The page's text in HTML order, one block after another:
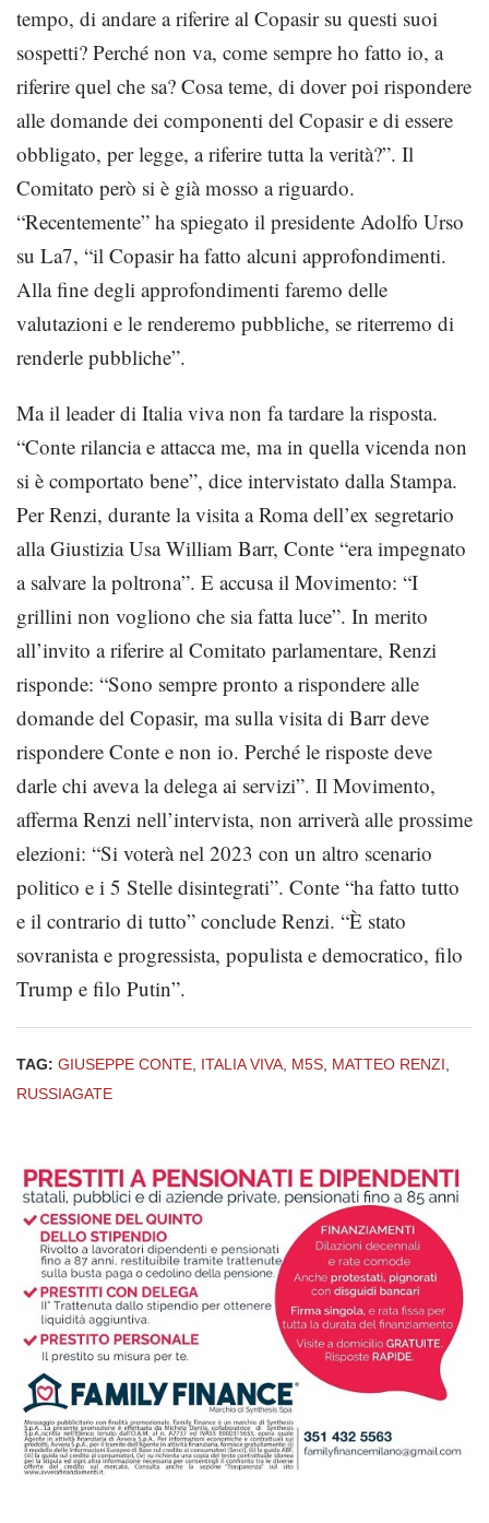
tempo, di andare a riferire al Copasir su questi suoi
sospetti? Perché non va, come sempre ho fatto io, a
riferire quel che sa? Cosa teme, di dover poi rispondere
alle domande dei componenti del Copasir e di essere
obbligato, per legge, a riferire tutta la verità?”. Il
Comitato però si è già mosso a riguardo.
“Recentemente” ha spiegato il presidente Adolfo Urso
su La7, “il Copasir ha fatto alcuni approfondimenti.
Alla fine degli approfondimenti faremo delle
valutazioni e le renderemo pubbliche, se riterremo di
renderle pubbliche”.
Ma il leader di Italia viva non fa tardare la risposta.
“Conte rilancia e attacca me, ma in quella vicenda non
si è comportato bene”, dice intervistato dalla Stampa.
Per Renzi, durante la visita a Roma dell’ex segretario
alla Giustizia Usa William Barr, Conte “era impegnato
a salvare la poltrona”. E accusa il Movimento: “I
grillini non vogliono che sia fatta luce”. In merito
all’invito a riferire al Comitato parlamentare, Renzi
risponde: “Sono sempre pronto a rispondere alle
domande del Copasir, ma sulla visita di Barr deve
rispondere Conte e non io. Perché le risposte deve
darle chi aveva la delega ai servizi”. Il Movimento,
afferma Renzi nell’intervista, non arriverà alle prossime
elezioni: “Si voterà nel 2023 con un altro scenario
politico e i 5 Stelle disintegrati”. Conte “ha fatto tutto
e il contrario di tutto” conclude Renzi. “È stato
sovranista e progressista, populista e democratico, filo
Trump e filo Putin”.
TAG: GIUSEPPE CONTE ITALIA VIVA M5S MATTEO RENZI
RUSSIAGATE